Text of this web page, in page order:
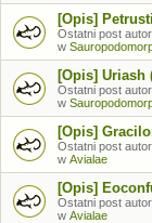
[Opis]
Ostatni post
w
[Opis] Uriash
Ostatni post
w
[Opis]
Ostatni post
w Avialae
[Opis]
Ostatni post
w Avialae